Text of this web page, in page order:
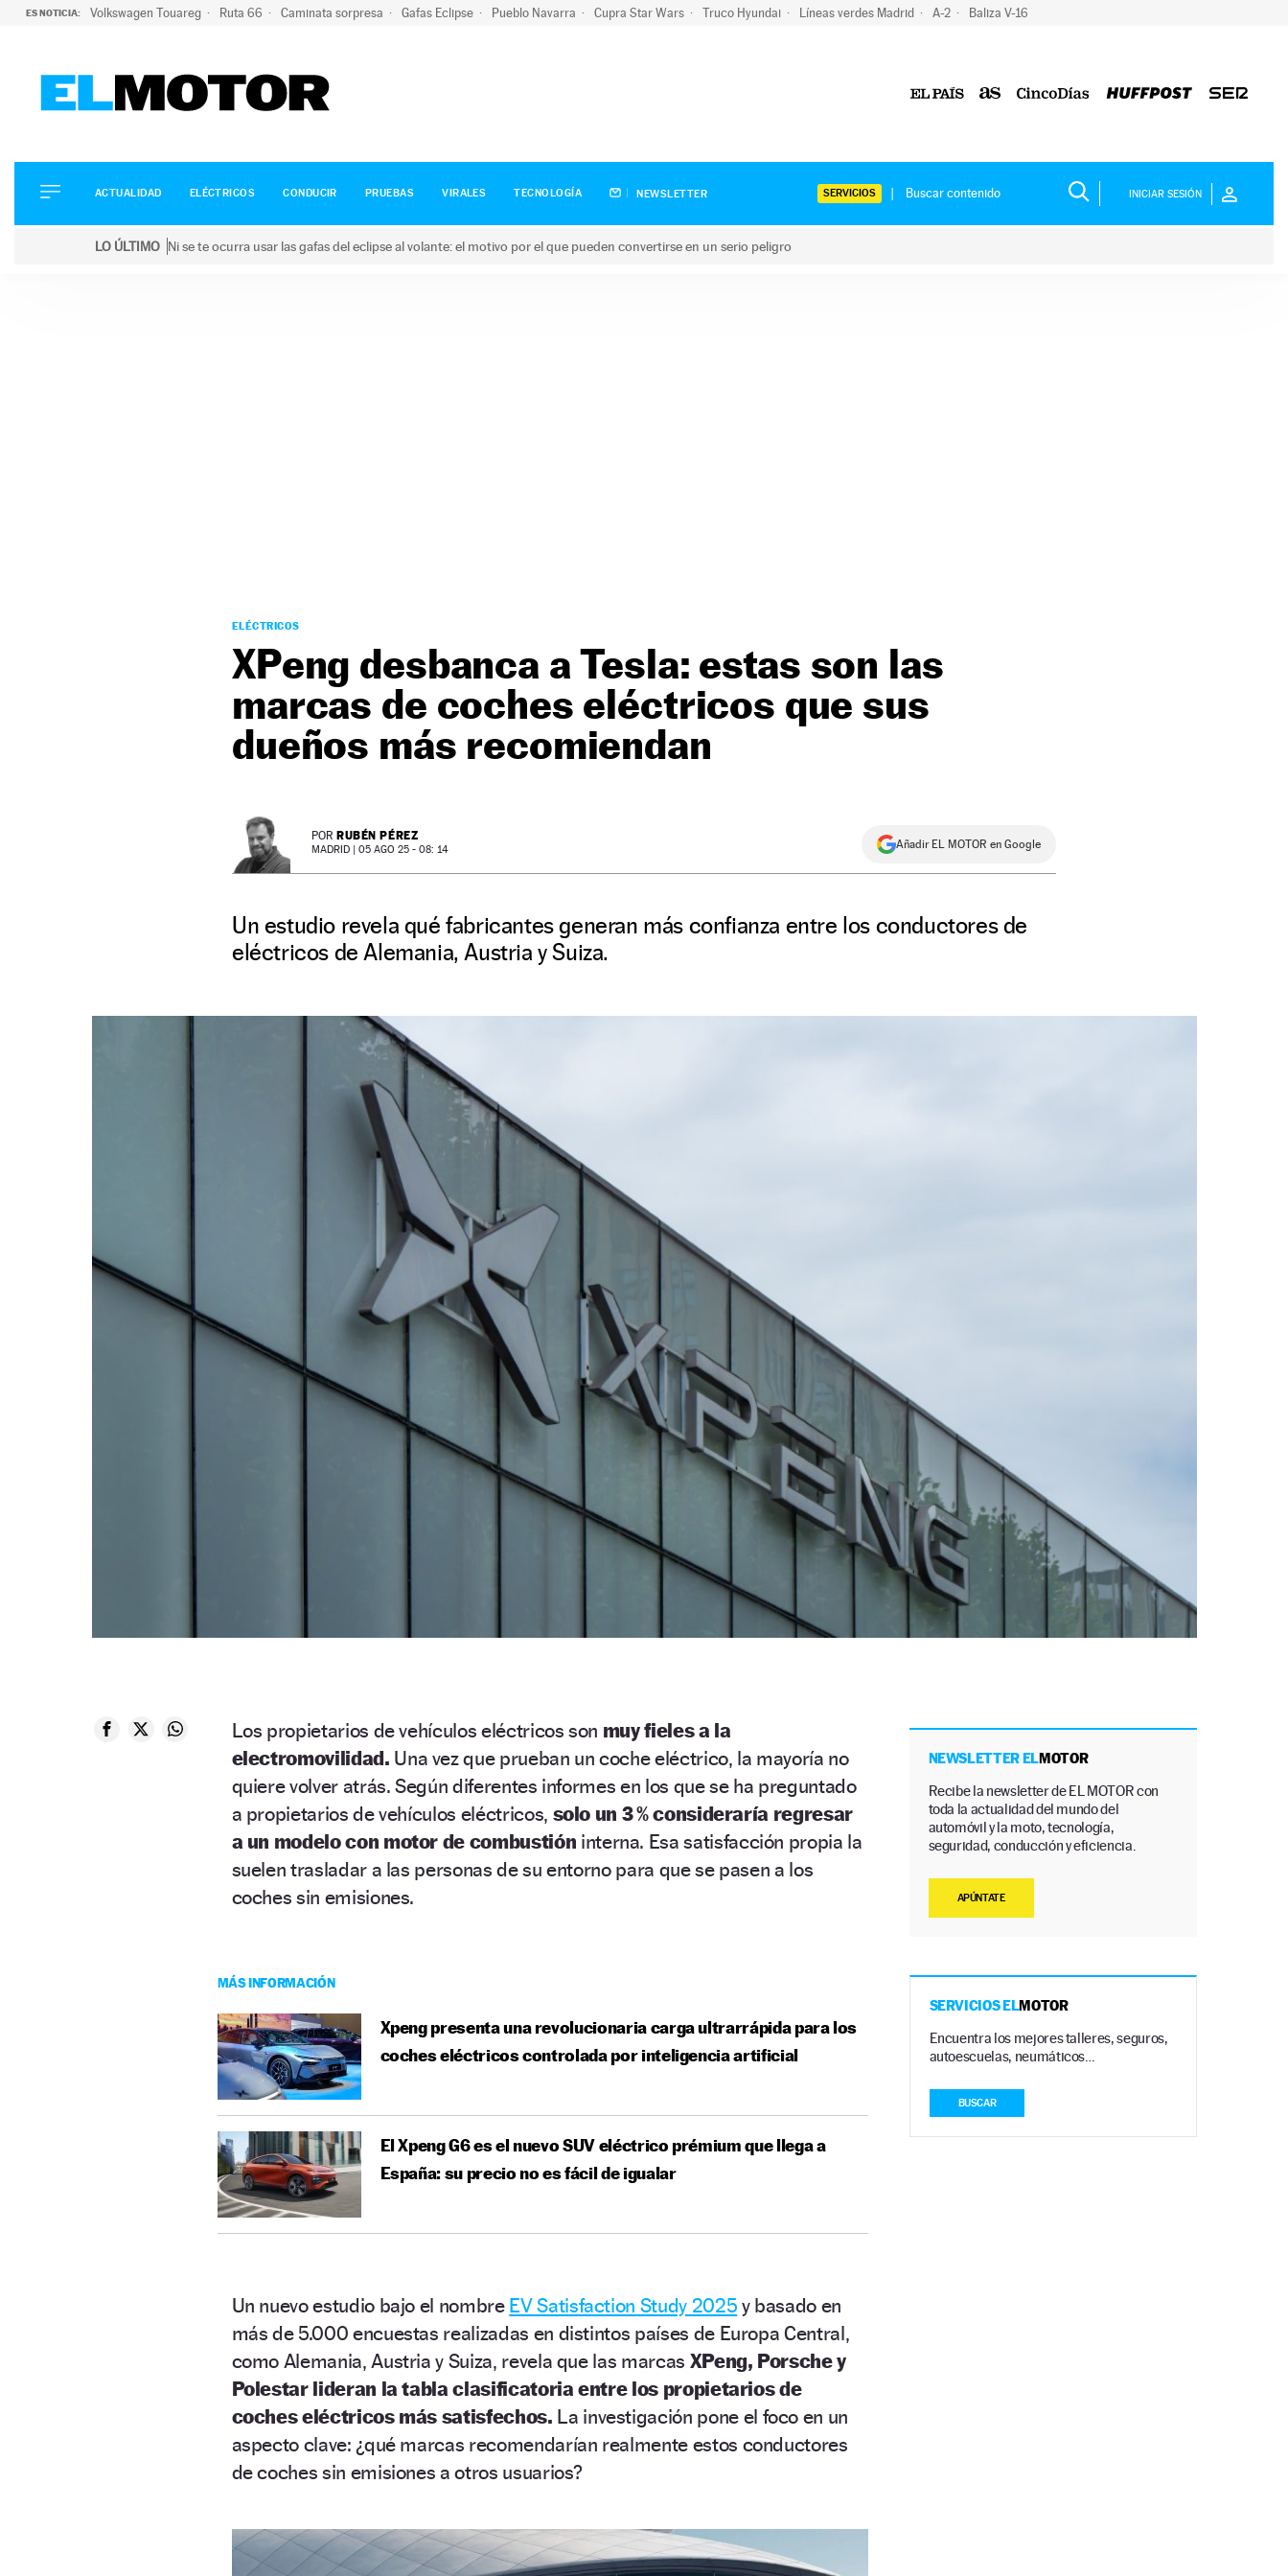
ES NOTICIA: Volkswagen Touareg Ruta 66 Caminata sorpresa Gafas Eclipse Pueblo Navarra Cupra Star Wars Truco Hyundai Líneas verdes Madrid A-2 Baliza V-16
ELÉCTRICOS
CONDUCIR
ACTUALIDAD ELÉCTRICOS CONDUCIR PRUEBAS VIRALES TECNOLOGÍA NEWSLETTER SERVICIOS INICIAR SESIÓN
LO ÚLTIMO Ni se te ocurra usar las gafas del eclipse al volante: el motivo por el que pueden convertirse en un serio peligro
ELÉCTRICOS
XPeng desbanca a Tesla: estas son las
marcas de coches eléctricos que sus
dueños más recomiendan
POR RUBÉN PÉREZ
MADRID | 05 AGO 25 - 08: 14 Añadir EL MOTOR en Google
Un estudio revela qué fabricantes generan más confianza entre los conductores de
eléctricos de Alemania, Austria y Suiza.
Los propietarios de vehículos eléctricos son muy fieles a la
electromovilidad. Una vez que prueban un coche eléctrico, la mayoría no
quiere volver atrás. Según diferentes informes en los que se ha preguntado
a propietarios de vehículos eléctricos, solo un 3 % consideraría regresar
a un modelo con motor de combustión interna. Esa satisfacción propia la
suelen trasladar a las personas de su entorno para que se pasen a los
coches sin emisiones.
MÁS INFORMACIÓN
Xpeng presenta una revolucionaria carga ultrarrápida para los
coches eléctricos controlada por inteligencia artificial
El Xpeng G6 es el nuevo SUV eléctrico prémium que llega a
España: su precio no es fácil de igualar
Un nuevo estudio bajo el nombre EV Satisfaction Study 2025 y basado en
más de 5.000 encuestas realizadas en distintos países de Europa Central,
como Alemania, Austria y Suiza, revela que las marcas XPeng, Porsche y
Polestar lideran la tabla clasificatoria entre los propietarios de
coches eléctricos más satisfechos. La investigación pone el foco en un
aspecto clave: ¿qué marcas recomendarían realmente estos conductores
de coches sin emisiones a otros usuarios?
NEWSLETTER ELMOTOR
Recibe la newsletter de EL MOTOR con
toda la actualidad del mundo del
automóvil y la moto, tecnología,
seguridad, conducción y eficiencia.
APÚNTATE
SERVICIOS ELMOTOR
Encuentra los mejores talleres, seguros,
autoescuelas, neumáticos…
BUSCAR